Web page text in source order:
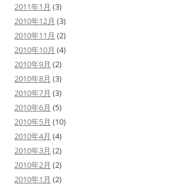
2011年1月 (3)
2010年12月 (3)
2010年11月 (2)
2010年10月 (4)
2010年9月 (2)
2010年8月 (3)
2010年7月 (3)
2010年6月 (5)
2010年5月 (10)
2010年4月 (4)
2010年3月 (2)
2010年2月 (2)
2010年1月 (2)